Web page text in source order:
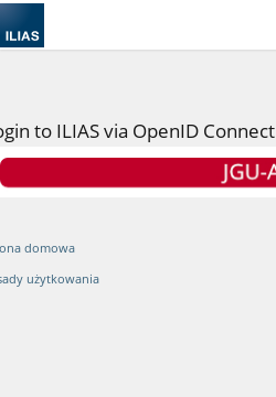
to ILIAS via OpenID Connect
domowa
użytkowania